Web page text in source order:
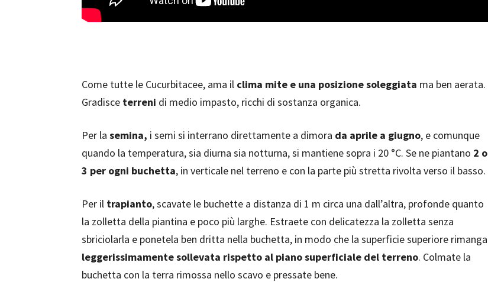
Come tutte le Cucurbitacee, ama il clima mite e una posizione soleggiata ma ben aerata.
Gradisce terreni di medio impasto, ricchi di sostanza organica.
Per la semina, i semi si interrano direttamente a dimora da aprile a giugno, e comunque
quando la temperatura, sia diurna sia notturna, si mantiene sopra i 20 °C. Se ne piantano 2 o
3 per ogni buchetta, in verticale nel terreno e con la parte più stretta rivolta verso il basso.
Per il trapianto, scavate le buchette a distanza di 1 m circa una dall’altra, profonde quanto
la zolletta della piantina e poco più larghe. Estraete con delicatezza la zolletta senza
sbriciolarla e ponetela ben dritta nella buchetta, in modo che la superficie superiore rimanga
leggerissimamente sollevata rispetto al piano superficiale del terreno. Colmate la
buchetta con la terra rimossa nello scavo e pressate bene.